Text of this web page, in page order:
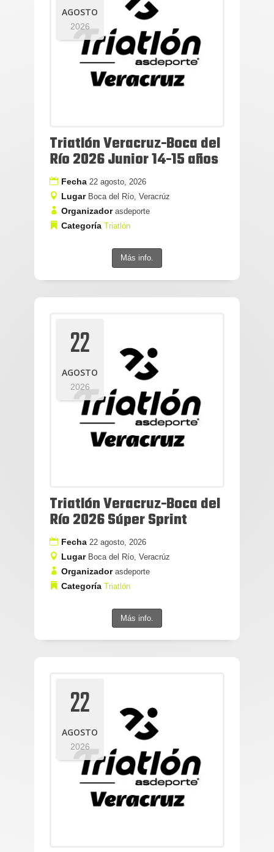
AGOSTO
2026
Triatlón Veracruz-Boca del
Río 2026 Junior 14-15 años
Fecha 22 agosto, 2026
Lugar Boca del Río, Veracrúz
Organizador asdeporte
Categoría Triatlón
Más info.
22
AGOSTO
2026
Triatlón Veracruz-Boca del
Río 2026 Súper Sprint
Fecha 22 agosto, 2026
Lugar Boca del Río, Veracrúz
Organizador asdeporte
Categoría Triatlón
Más info.
22
AGOSTO
2026